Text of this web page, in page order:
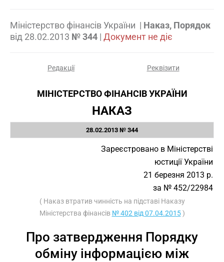
Міністерство фінансів України | Наказ, Порядок
від 28.02.2013 № 344 | Документ не діє
Редакції Реквізити
МІНІСТЕРСТВО ФІНАНСІВ УКРАЇНИ
НАКАЗ
28.02.2013 № 344
Зареєстровано в Міністерстві
юстиції України
21 березня 2013 р.
за № 452/22984
( Наказ втратив чинність на підставі Наказу
Міністерства фінансів № 402 від 07.04.2015)
Про затвердження Порядку
обміну інформацією між